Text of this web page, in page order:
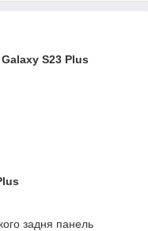
Galaxy S23 Plus
задня панель